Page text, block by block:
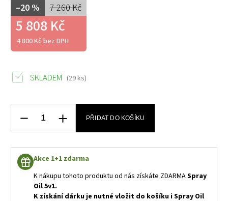
7 260 Kč
–20 %
5 808 Kč
4 800 Kč bez DPH
SKLADEM (29 ks)
PŘIDAT DO KOŠÍKU
Akce 1+1 zdarma
K nákupu tohoto produktu od nás získáte ZDARMASpray
Oil 5v1.
K získání dárku je nutné vložit do košíku i Spray Oil